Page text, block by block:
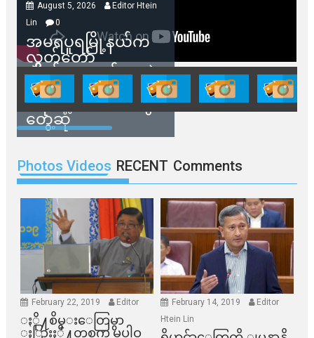
August 5, 2026
Editor Htein
Lin
0
အမရပူရမြို့နယ်က
လွှတ်တော်
ကိုယ်စားလှယ်တွေနဲ့
နေအိမ်တွေဖျက်သိမ်း
ခံရမယ့် ဒေသခံတွေ
တွေ့ဆုံ
Photos Videos RECENT Comments
February 22, 2019 Editor
ႏို႔စိမ္းေတြမွာ
ႏြားႏို႔တစက္မွ မပါဝ
February 14, 2019
Editor
Htein Lin